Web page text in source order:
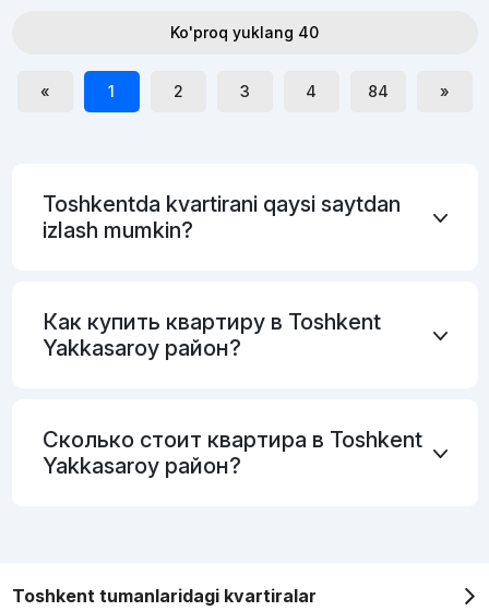
Ko'proq yuklang 40
« 1 2 3 4 84 »
Toshkentda kvartirani qaysi saytdan
izlash mumkin?
Как купить квартиру в Toshkent
Yakkasaroy район?
Сколько стоит квартира в Toshkent
Yakkasaroy район?
Toshkent tumanlaridagi kvartiralar